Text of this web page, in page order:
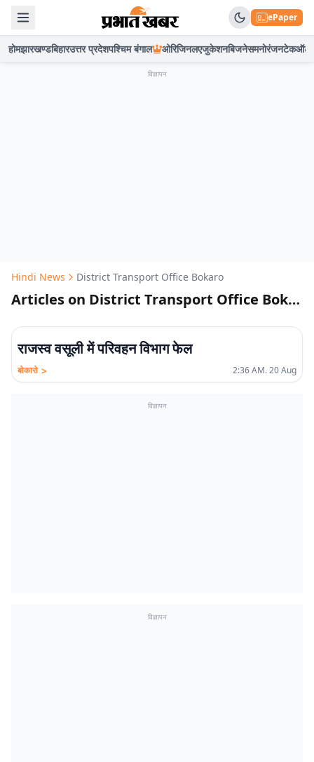
ePaper
होमझारखण्डबिहारउत्तर प्रदेशपश्चिम बंगाल ओरिजिनलएजुकेशनबिजनेसमनोरंजनटेकऑटो
विज्ञापन
Hindi News District Transport Office Bokaro
Articles on District Transport Office Bokaro
राजस्व वसूली में परिवहन विभाग फेल
बोकारो > 2:36 AM. 20 Aug
विज्ञापन
विज्ञापन